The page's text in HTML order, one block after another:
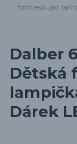
fosforeskující
Dalber
Dětská
Dárek